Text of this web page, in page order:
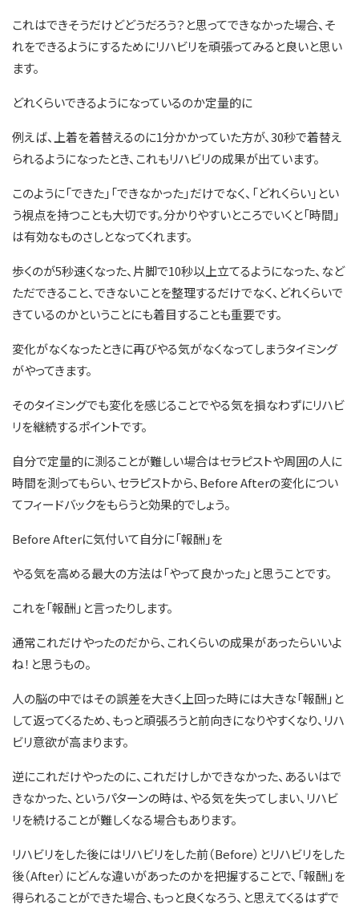
これはできそうだけどどうだろう？と思ってできなかった場合、そ
れをできるようにするためにリハビリを頑張ってみると良いと思い
ます。
どれくらいできるようになっているのか定量的に
例えば、上着を着替えるのに1分かかっていた方が、30秒で着替え
られるようになったとき、これもリハビリの成果が出ています。
このように「できた」「できなかった」だけでなく、「どれくらい」とい
う視点を持つことも大切です。分かりやすいところでいくと「時間」
は有効なものさしとなってくれます。
歩くのが5秒速くなった、片脚で10秒以上立てるようになった、など
ただできること、できないことを整理するだけでなく、どれくらいで
きているのかということにも着目することも重要です。
変化がなくなったときに再びやる気がなくなってしまうタイミング
がやってきます。
そのタイミングでも変化を感じることでやる気を損なわずにリハビ
リを継続するポイントです。
自分で定量的に測ることが難しい場合はセラピストや周囲の人に
時間を測ってもらい、セラピストから、Before Afterの変化につい
てフィードバックをもらうと効果的でしょう。
Before Afterに気付いて自分に「報酬」を
やる気を高める最大の方法は「やって良かった」と思うことです。
これを「報酬」と言ったりします。
通常これだけやったのだから、これくらいの成果があったらいいよ
ね！と思うもの。
人の脳の中ではその誤差を大きく上回った時には大きな「報酬」と
して返ってくるため、もっと頑張ろうと前向きになりやすくなり、リハ
ビリ意欲が高まります。
逆にこれだけやったのに、これだけしかできなかった、あるいはで
きなかった、というパターンの時は、やる気を失ってしまい、リハビ
リを続けることが難しくなる場合もあります。
リハビリをした後にはリハビリをした前（Before）とリハビリをした
後（After）にどんな違いがあったのかを把握することで、「報酬」を
得られることができた場合、もっと良くなろう、と思えてくるはずで